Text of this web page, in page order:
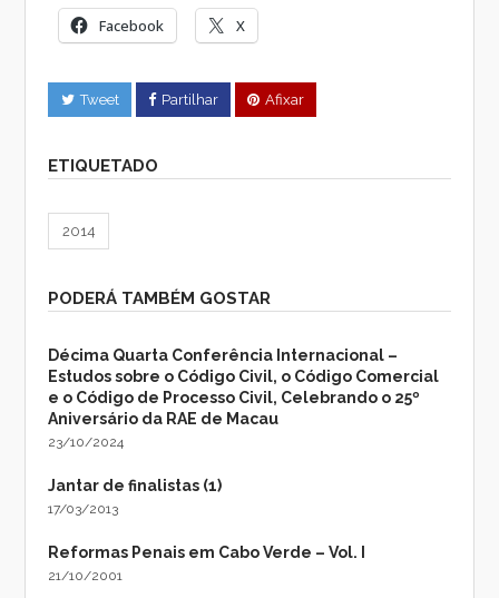
Facebook X
Tweet Partilhar Afixar
ETIQUETADO
2014
PODERÁ TAMBÉM GOSTAR
Décima Quarta Conferência Internacional –
Estudos sobre o Código Civil, o Código Comercial
e o Código de Processo Civil, Celebrando o 25º
Aniversário da RAE de Macau
23/10/2024
Jantar de finalistas (1)
17/03/2013
Reformas Penais em Cabo Verde – Vol. I
21/10/2001